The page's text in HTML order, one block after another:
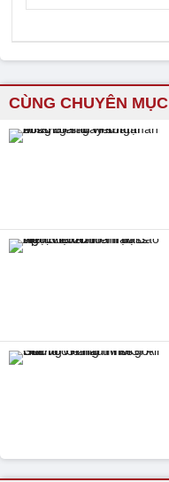
CÙNG CHUYÊN MỤC